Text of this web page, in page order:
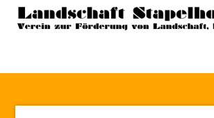
Skip